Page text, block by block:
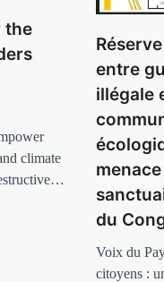
the
climate
entre
illégale
du
Voix du
citoyens :